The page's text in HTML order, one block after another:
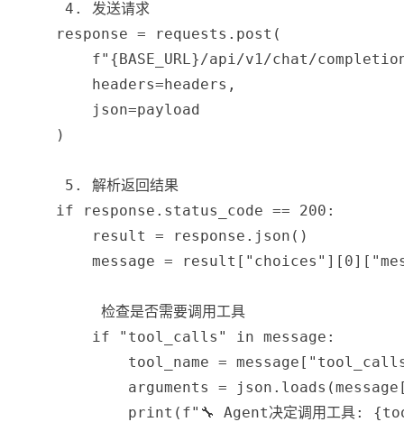
4. 发送请求
    response
= requests . post (
f" {BASE_URL}/api/v1/chat/
        headers
=headers ,
        json
=payload
)
5. 解析返回结果
if response . status_code == 200 :
        result
= response . json ( )
        message
= result [ "choices" ] [ 0] [
检查是否需要调用工具
if
"tool_calls" in message :
            tool_name
= message [
            arguments
= json . loads (message
print ( f"🔧 Agent决定调用工具: {